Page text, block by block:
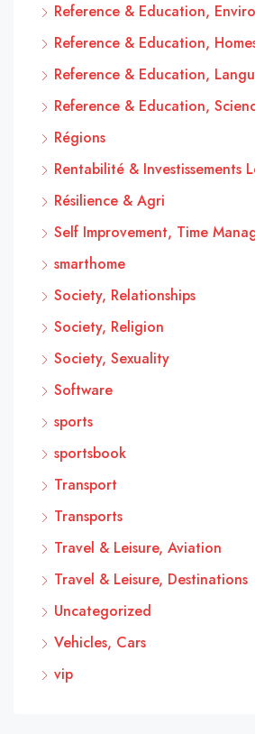
Reference & Education,
Reference & Education,
Reference & Education,
Reference & Education,
Régions
Rentabilité & Investissements
Résilience & Agri
Self Improvement, Time
smarthome
Society, Relationships
Society, Religion
Society, Sexuality
Software
sports
sportsbook
Transport
Transports
Travel & Leisure, Aviation
Travel & Leisure, Destinations
Uncategorized
Vehicles, Cars
vip